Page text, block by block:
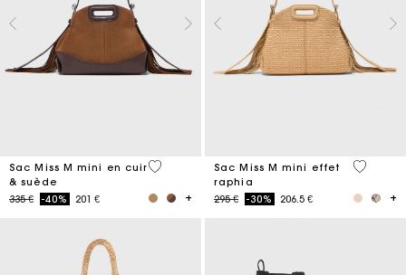
Sac Miss M mini en cuir
& suède
Price reduced from
335 €to-40% 201 €
4 out of 5 Customer Rating
Sac Miss M mini effet
raphia
Price reduced from
295 €to-30% 206.5 €
4,5 out